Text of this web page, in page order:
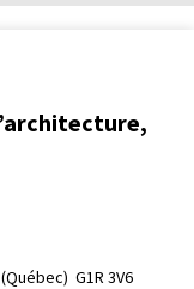
G1R 3V6